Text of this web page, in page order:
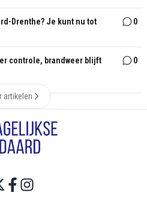
Drenthe? Je kunt nu tot
0
controle, brandweer blijft
0
artikelen